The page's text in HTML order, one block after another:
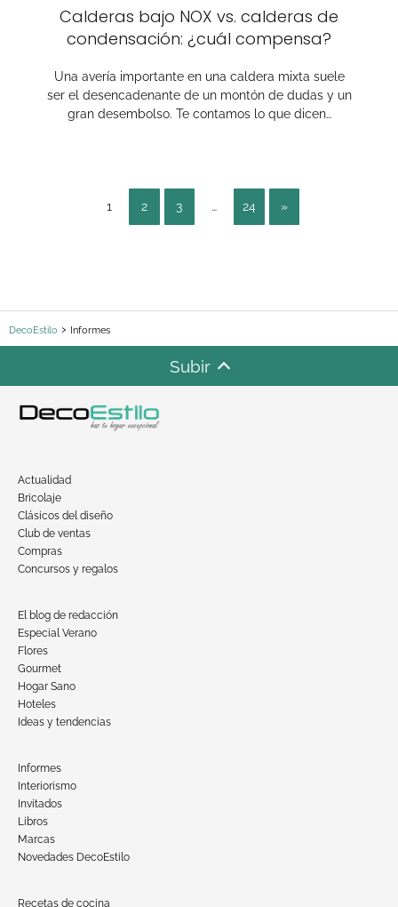
Calderas bajo NOX vs. calderas de
condensación: ¿cuál compensa?
Una avería importante en una caldera mixta suele
ser el desencadenante de un montón de dudas y un
gran desembolso. Te contamos lo que dicen…
1 2 3 … 24 »
DecoEstilo Informes
Subir
Actualidad
Bricolaje
Clásicos del diseño
Club de ventas
Compras
Concursos y regalos
El blog de redacción
Especial Verano
Flores
Gourmet
Hogar Sano
Hoteles
Ideas y tendencias
Informes
Interiorismo
Invitados
Libros
Marcas
Novedades DecoEstilo
Recetas de cocina